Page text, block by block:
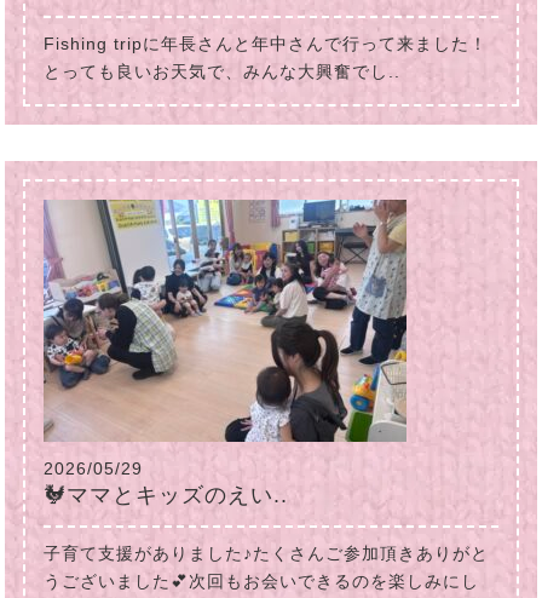
Fishing tripに年長さんと年中さんで行って来ました！
とっても良いお天気で、みんな大興奮でし..
2026/05/29
🐓ママとキッズのえい..
子育て支援がありました♪たくさんご参加頂きありがと
うございました💕次回もお会いできるのを楽しみにし